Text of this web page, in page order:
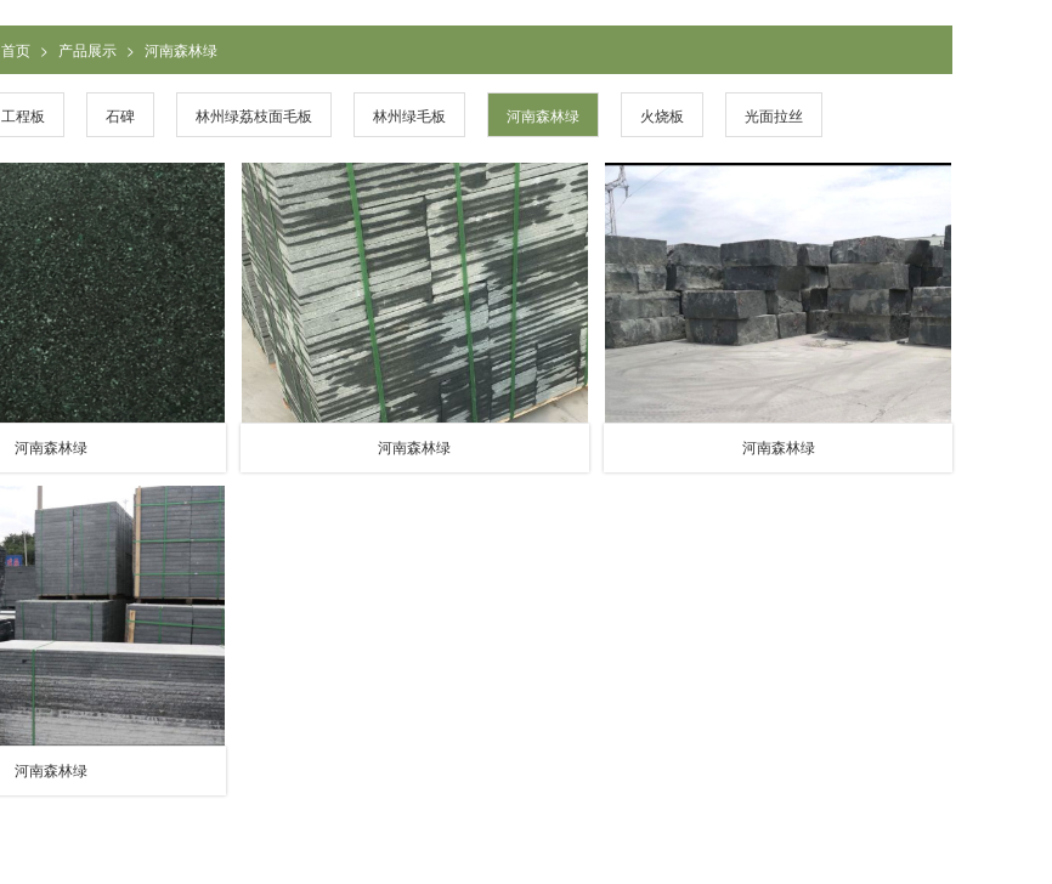
首页 > 产品展示 > 河南森林绿
工程板 石碑 林州绿荔枝面毛板 林州绿毛板 河南森林绿 火烧板 光面拉丝
河南森林绿 河南森林绿 河南森林绿
河南森林绿